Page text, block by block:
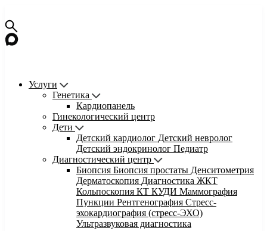
Услуги
Генетика
Кардиопанель
Гинекологический центр
Дети
Детский кардиолог Детский невролог
Детский эндокринолог Педиатр
Диагностический центр
Биопсия Биопсия простаты Денситометрия
Дерматоскопия Диагностика ЖКТ
Кольпоскопия КТ КУДИ Маммография
Пункции Рентгенография Стресс-
эхокардиография (стресс-ЭХО)
Ультразвуковая диагностика